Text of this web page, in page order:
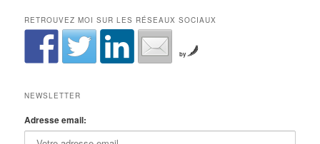
RETROUVEZ MOI SUR LES RÉSEAUX SOCIAUX
by
NEWSLETTER
Adresse email: